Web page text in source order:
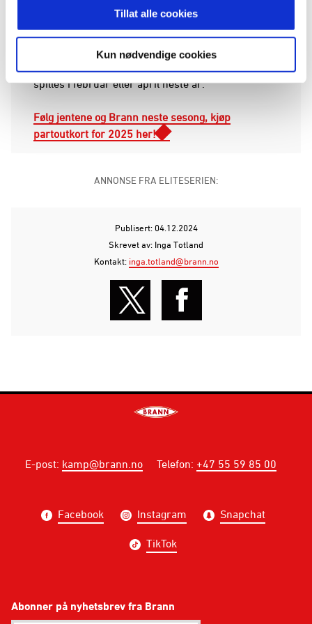
Tillat alle cookies
Kun nødvendige cookies
vant begge 1–0, og kom inn som innbytter mot
Bulgaria i 4–0-seieren. Det betyr at de er klare for
den andre og avgjørende runden i EM-
spilles i februar eller april neste år.
Følg jentene og Brann neste sesong, kjøp
partoutkort for 2025 her!
ANNONSE FRA ELITESERIEN:
Publisert: 04.12.2024
Skrevet av: Inga Totland
Kontakt: inga.totland@brann.no
E-post: kamp@brann.no Telefon: +47 55 59 85 00
Facebook Instagram Snapchat
TikTok
Abonner på nyhetsbrev fra Brann